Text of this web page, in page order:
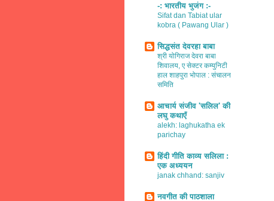
-: भारतीय भुजंग :-
Sifat dan Tabiat ular
kobra ( Pawang Ular )
सिद्धसंत देवरहा बाबा
श्री योगिराज देवरा बाबा
शिवालय, ए सेक्टर कम्युनिटी
हाल शाहपुरा भोपाल : संचालन
समिति
आचार्य संजीव 'सलिल' की
लघु कथाएँ
alekh: laghukatha ek
parichay
हिंदी गीति काव्य सलिला :
एक अध्ययन
janak chhand: sanjiv
नवगीत की पाठशाला